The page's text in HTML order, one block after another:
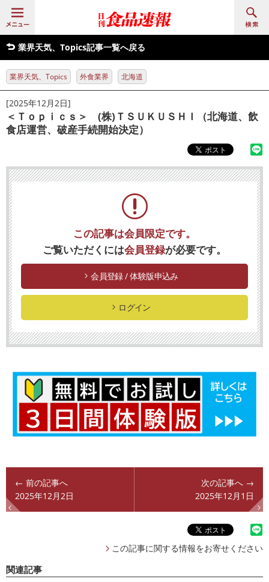
業界天気、Topics記事一覧へ戻る
業界天気、Topics 外食業界 北海道
[2025年12月2日]
＜Ｔｏｐｉｃｓ＞ (株)ＴＳＵＫＵＳＨＩ（北海道、飲
食店運営、破産手続開始決定）
この記事は会員限定です。
ご覧いただくには会員登録が必要です。
会員登録 / 体験版申込み
ログイン
← 前の記事へ
2025年12月2日
次の記事へ →
2025年12月1日
この記事に関する情報をお寄せください
関連記事